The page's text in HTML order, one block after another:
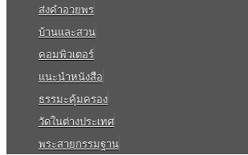
ส่งคำอวยพร
บ้านและสวน
คอมพิวเตอร์
แนะนำหนังสือ
ธรรมะคุ้มครอง
วัดในต่างประเทศ
พระสายกรรมฐาน